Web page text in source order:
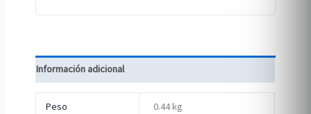
Información adicional
Peso 0.44 kg